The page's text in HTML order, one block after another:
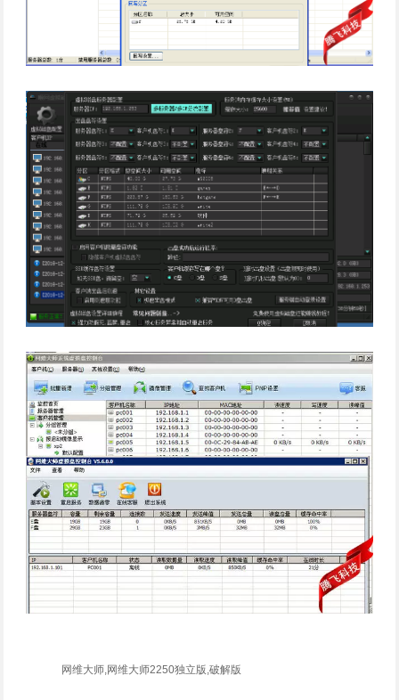
网维大师,网维大师2250独立版,破解版